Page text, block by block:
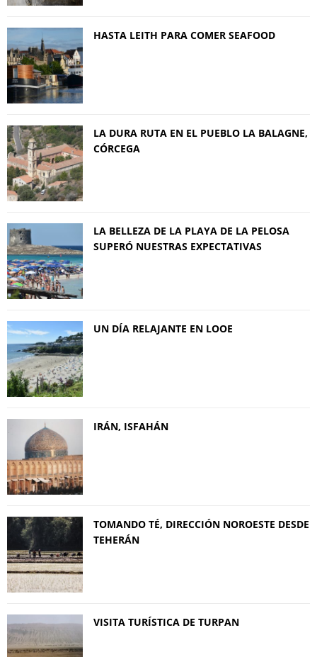
HASTA LEITH PARA COMER SEAFOOD
LA DURA RUTA EN EL PUEBLO LA BALAGNE,
CÓRCEGA
LA BELLEZA DE LA PLAYA DE LA PELOSA
SUPERÓ NUESTRAS EXPECTATIVAS
UN DÍA RELAJANTE EN LOOE
IRÁN, ISFAHÁN
TOMANDO TÉ, DIRECCIÓN NOROESTE DESDE
TEHERÁN
VISITA TURÍSTICA DE TURPAN